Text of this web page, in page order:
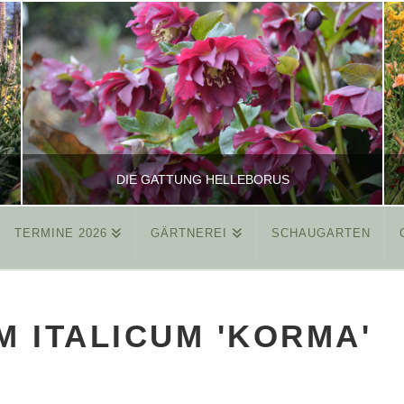
DIE GATTUNG HELLEBORUS
REINHARD
MÄRZ 26, 2015
TERMINE 2026 GÄRTNEREI SCHAUGARTEN
ITALICUM 'KORMA'